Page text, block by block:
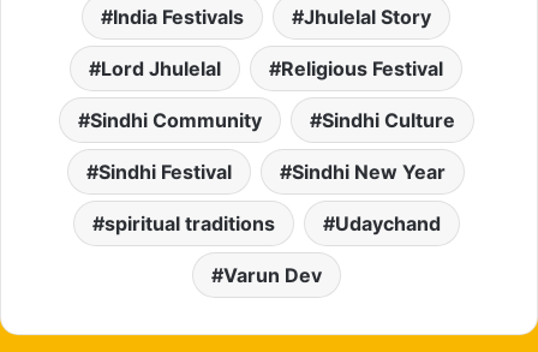
India Festivals Jhulelal Story
Lord Jhulelal Religious Festival
Sindhi Community Sindhi Culture
Sindhi Festival Sindhi New Year
spiritual traditions Udaychand
Varun Dev